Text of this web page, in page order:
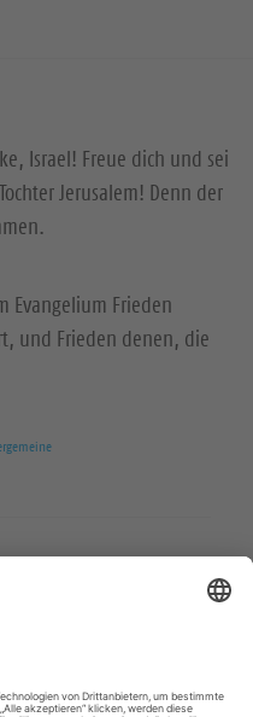
Israel! Freue dich und sei
Jerusalem! Denn der
Evangelium Frieden
und Frieden denen, die
Staucha
Zeithain